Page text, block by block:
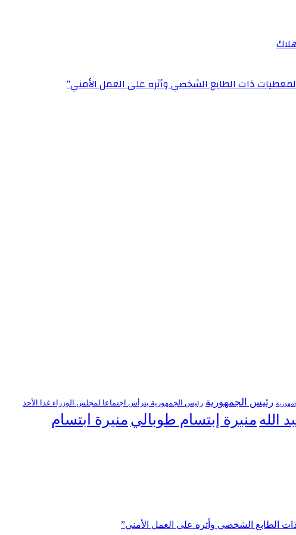
ذات الطابع الشخصي وأثره على العمل الأمني”
رئيس الجمهورية رئيس الجمهورية يترأس اجتماعا لمجلس الوزراء غدا الأحد
الله منيرة إبتسام طوبالي منيرة ابتسام
الطابع الشخصي وأثره على العمل الأمني”